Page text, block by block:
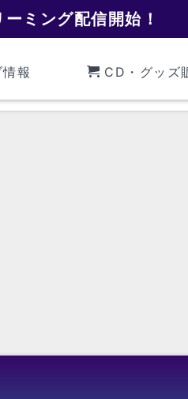
ミング配信開始！
報 CD・グッズ